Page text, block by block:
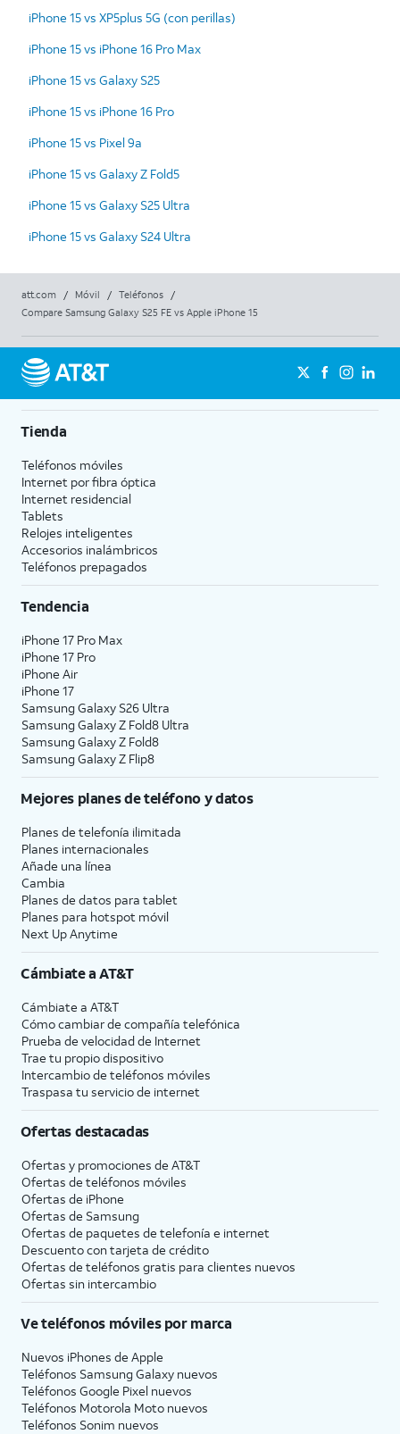
iPhone 15 vs XP5plus 5G (con perillas)
iPhone 15 vs iPhone 16 Pro Max
iPhone 15 vs Galaxy S25
iPhone 15 vs iPhone 16 Pro
iPhone 15 vs Pixel 9a
iPhone 15 vs Galaxy Z Fold5
iPhone 15 vs Galaxy S25 Ultra
iPhone 15 vs Galaxy S24 Ultra
att.com / Móvil / Teléfonos
/
Compare Samsung Galaxy S25 FE vs Apple iPhone 15
Tienda
Teléfonos móviles
Internet por fibra óptica
Internet residencial
Tablets
Relojes inteligentes
Accesorios inalámbricos
Teléfonos prepagados
Tendencia
iPhone 17 Pro Max
iPhone 17 Pro
iPhone Air
iPhone 17
Samsung Galaxy S26 Ultra
Samsung Galaxy Z Fold8 Ultra
Samsung Galaxy Z Fold8
Samsung Galaxy Z Flip8
Mejores planes de teléfono y datos
Planes de telefonía ilimitada
Planes internacionales
Añade una línea
Cambia
Planes de datos para tablet
Planes para hotspot móvil
Next Up Anytime
Cámbiate aAT&T
Cámbiate a AT&T
Cómo cambiar de compañía telefónica
Prueba de velocidad de Internet
Trae tu propio dispositivo
Intercambio de teléfonos móviles
Traspasa tu servicio de internet
Ofertas destacadas
Ofertas y promociones de AT&T
Ofertas de teléfonos móviles
Ofertas de iPhone
Ofertas de Samsung
Ofertas de paquetes de telefonía e internet
Descuento con tarjeta de crédito
Ofertas de teléfonos gratis para clientes nuevos
Ofertas sin intercambio
Ve teléfonos móviles por marca
Nuevos iPhones de Apple
Teléfonos Samsung Galaxy nuevos
Teléfonos Google Pixel nuevos
Teléfonos Motorola Moto nuevos
Teléfonos Sonim nuevos